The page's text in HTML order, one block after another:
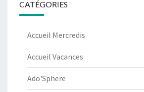
CATÉGORIES
Accueil Mercredis
Accueil Vacances
Ado'Sphere